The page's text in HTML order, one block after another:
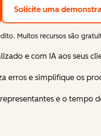
Solicite uma
Muitos recursos são
e com IA aos seus
erros e simplifique os
e o tempo